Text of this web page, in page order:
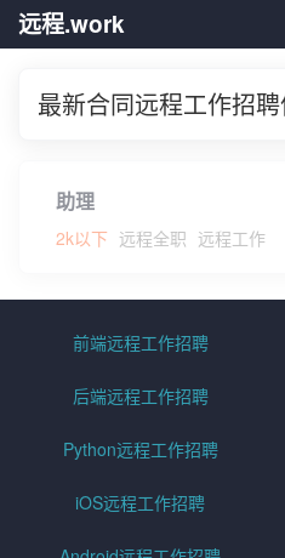
远程.work
最新合同远程工作招
助理
2k以下 远程全职 远程工作
前端远程工作招聘
后端远程工作招聘
Python远程工作招聘
iOS远程工作招聘